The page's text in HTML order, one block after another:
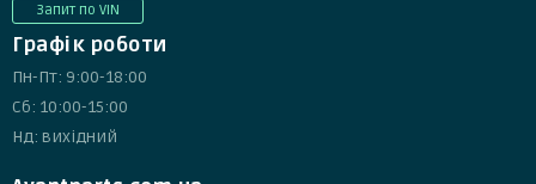
Запит по VIN
Графік роботи
Пн-Пт: 9:00-18:00
Сб: 10:00-15:00
Нд: вихідний